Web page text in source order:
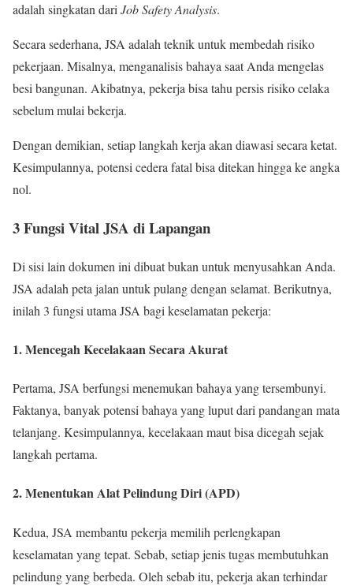
adalah singkatan dari Job Safety Analysis.
Secara sederhana, JSA adalah teknik untuk membedah risiko
pekerjaan. Misalnya, menganalisis bahaya saat Anda mengelas
besi bangunan. Akibatnya, pekerja bisa tahu persis risiko celaka
sebelum mulai bekerja.
Dengan demikian, setiap langkah kerja akan diawasi secara ketat.
Kesimpulannya, potensi cedera fatal bisa ditekan hingga ke angka
nol.
3 Fungsi Vital JSA di Lapangan
Di sisi lain dokumen ini dibuat bukan untuk menyusahkan Anda.
JSA adalah peta jalan untuk pulang dengan selamat. Berikutnya,
inilah 3 fungsi utama JSA bagi keselamatan pekerja:
1. Mencegah Kecelakaan Secara Akurat
Pertama, JSA berfungsi menemukan bahaya yang tersembunyi.
Faktanya, banyak potensi bahaya yang luput dari pandangan mata
telanjang. Kesimpulannya, kecelakaan maut bisa dicegah sejak
langkah pertama.
2. Menentukan Alat Pelindung Diri (APD)
Kedua, JSA membantu pekerja memilih perlengkapan
keselamatan yang tepat. Sebab, setiap jenis tugas membutuhkan
pelindung yang berbeda. Oleh sebab itu, pekerja akan terhindar